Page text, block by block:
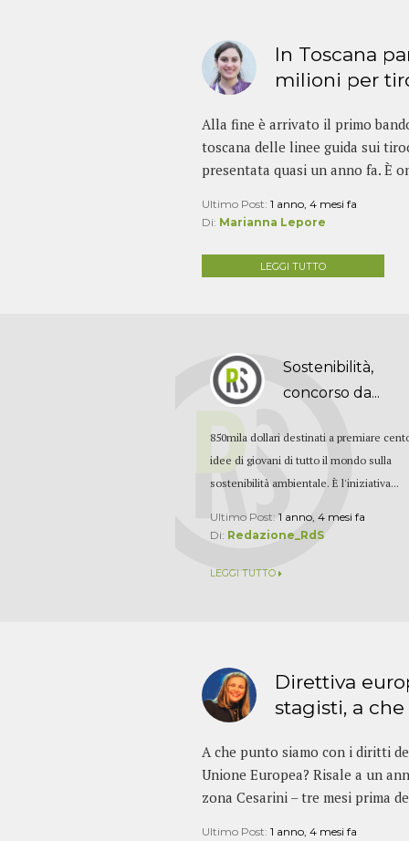
In Toscana
milioni per
Alla fine è arrivato il primo
toscana delle linee guida sui
presentata quasi un anno fa. È
Ultimo Post: 1 anno, 4 mesi fa
Di: Marianna Lepore
LEGGI TUTTO
Sostenibilità,
concorso da...
850mila dollari destinati a premiare
idee di giovani di tutto il mondo sulla
sostenibilità ambientale. È l'iniziativa...
Ultimo Post:1 anno, 4 mesi fa
Di: Redazione_RdS
LEGGI TUTTO
Direttiva
stagisti, a che
A che punto siamo con i diritti
Unione Europea? Risale a un
zona Cesarini – tre mesi prima
Ultimo Post: 1 anno, 4 mesi fa